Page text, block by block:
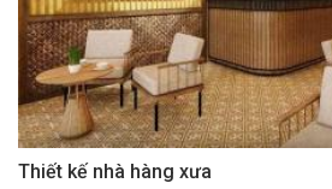
Thiết kế nhà hàng xưa